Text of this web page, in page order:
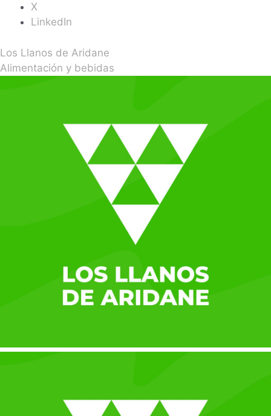
X
LinkedIn
Los Llanos de Aridane
Alimentación y bebidas